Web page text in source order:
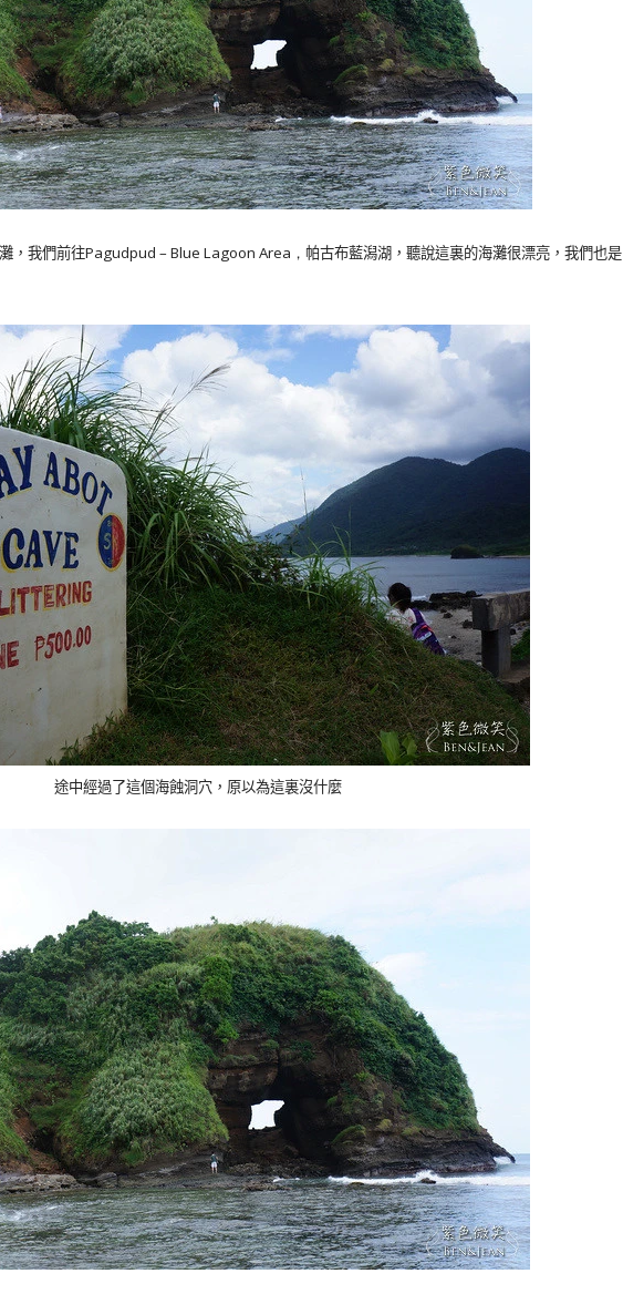
，我們前往Pagudpud – Blue Lagoon Area， 帕古布藍潟湖，聽說這裏的海灘很漂亮，我們也是
途中經過了這個海蝕洞穴，原以為這裏沒什麼